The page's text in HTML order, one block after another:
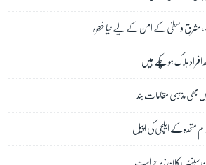
مشرقِ وسطیٰ کے امن کے لیے نیا خطرہ
ہلاک ہو چکے ہیں
مذہبی مقامات بند
متحدہ کے ایلچی کی اپیل
ارکان زیرِ حراست